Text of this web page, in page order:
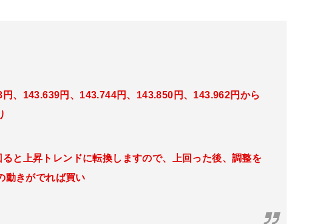
円、143.639円 、143.744円、143.850 円、143.962円 から
と
上昇トレンドに転換しますので、上回った後、調整を
動きがでれば買い